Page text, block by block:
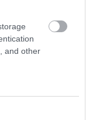
and other
Are Known to